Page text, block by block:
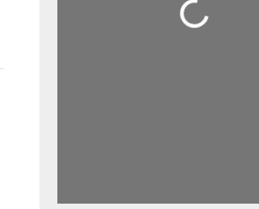
Loading...